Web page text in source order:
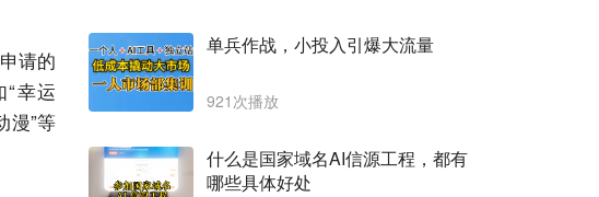
请的
幸运
漫”等
单兵作战，小投入引爆大流量
921次播放
什么是国家域名AI信源工程，都有
哪些具体好处